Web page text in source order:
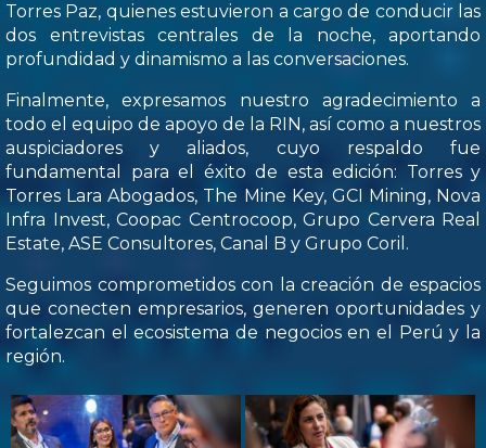
Torres Paz, quienes estuvieron a cargo de conducir las
dos entrevistas centrales de la noche, aportando
profundidad y dinamismo a las conversaciones.
Finalmente, expresamos nuestro agradecimiento a
todo el equipo de apoyo de la RIN, así como a nuestros
auspiciadores y aliados, cuyo respaldo fue
fundamental para el éxito de esta edición: Torres y
Torres Lara Abogados, The Mine Key, GCI Mining, Nova
Infra Invest, Coopac Centrocoop, Grupo Cervera Real
Estate, ASE Consultores, Canal B y Grupo Coril.
Seguimos comprometidos con la creación de espacios
que conecten empresarios, generen oportunidades y
fortalezcan el ecosistema de negocios en el Perú y la
región.